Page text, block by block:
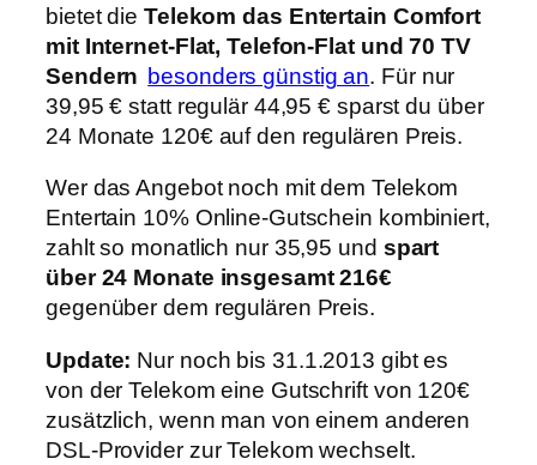
bietet die Telekom das Entertain Comfort
mit Internet-Flat, Telefon-Flat und 70 TV
Sendern besonders günstig an. Für nur
39,95 € statt regulär 44,95 € sparst du über
24 Monate 120€ auf den regulären Preis.
Wer das Angebot noch mit dem Telekom
Entertain 10% Online-Gutschein kombiniert,
zahlt so monatlich nur 35,95 und spart
über 24 Monate insgesamt 216€
gegenüber dem regulären Preis.
Update: Nur noch bis 31.1.2013 gibt es
von der Telekom eine Gutschrift von 120€
zusätzlich, wenn man von einem anderen
DSL-Provider zur Telekom wechselt.